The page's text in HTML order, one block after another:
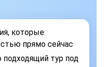
которые
прямо сейчас
тур под